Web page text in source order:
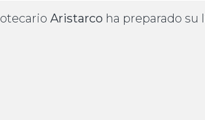
Aristarco ha preparado su